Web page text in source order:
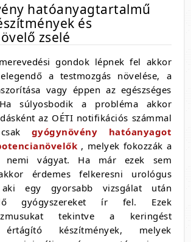
hatóanyagtartalmű
és
zselé
gondok lépnek fel akkor
a testmozgás növelése, a
vagy éppen az egészséges
súlyosbodik a probléma akkor
az OÉTI notifikációs számmal
gyógynövény hatóanyagot
, melyek fokozzák a
vágyat. Ha már ezek sem
érdemes felkeresni urológus
aki egy gyorsabb vizsgálat után
gyógyszereket ír fel. Ezek
tekintve a keringést
értágító készítmények, melyek